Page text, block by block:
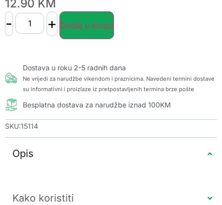
12.90 KM
- + Dodaj u korpu
Dostava u roku 2-5 radnih dana
Ne vrijedi za narudžbe vikendom i praznicima. Navedeni termini dostave
su informativni i proizlaze iz pretpostavljenih termina brze pošte
Besplatna dostava za narudžbe iznad 100KM
SKU:15114
Opis
Kako koristiti